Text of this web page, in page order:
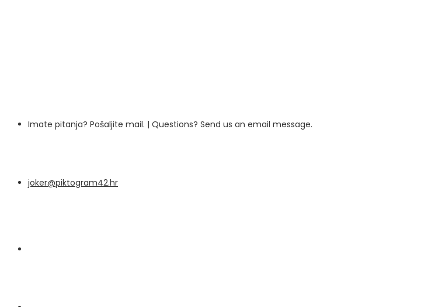
Imate pitanja? Pošaljite mail. | Questions? Send us an email message.
joker@piktogram42.hr